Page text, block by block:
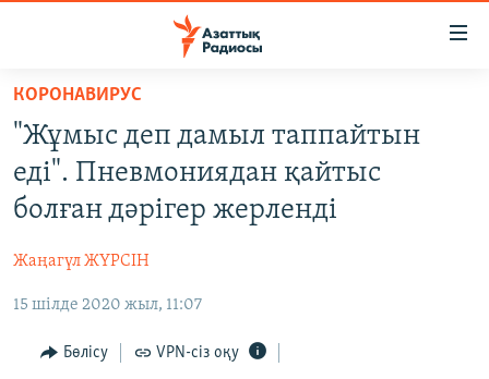
Skip
main
content
Skip
main
Navigation
Skip
Search
ЖАҢАЛЫҚТАР
САЯСАТ
AZATTYQTV
АДАМ ҚҰҚЫҚТАРЫ
ӘЛЕУМЕТ
ӘЛЕМ
КОРОНАВИРУС
"Жұмыс деп дамыл таппайтын
еді". Пневмониядан қайтыс
болған дәрігер жерленді
Жаңагүл ЖҮРСІН
15 шілде 2020 жыл, 11:07
Бөлісу VPN-сіз оқу